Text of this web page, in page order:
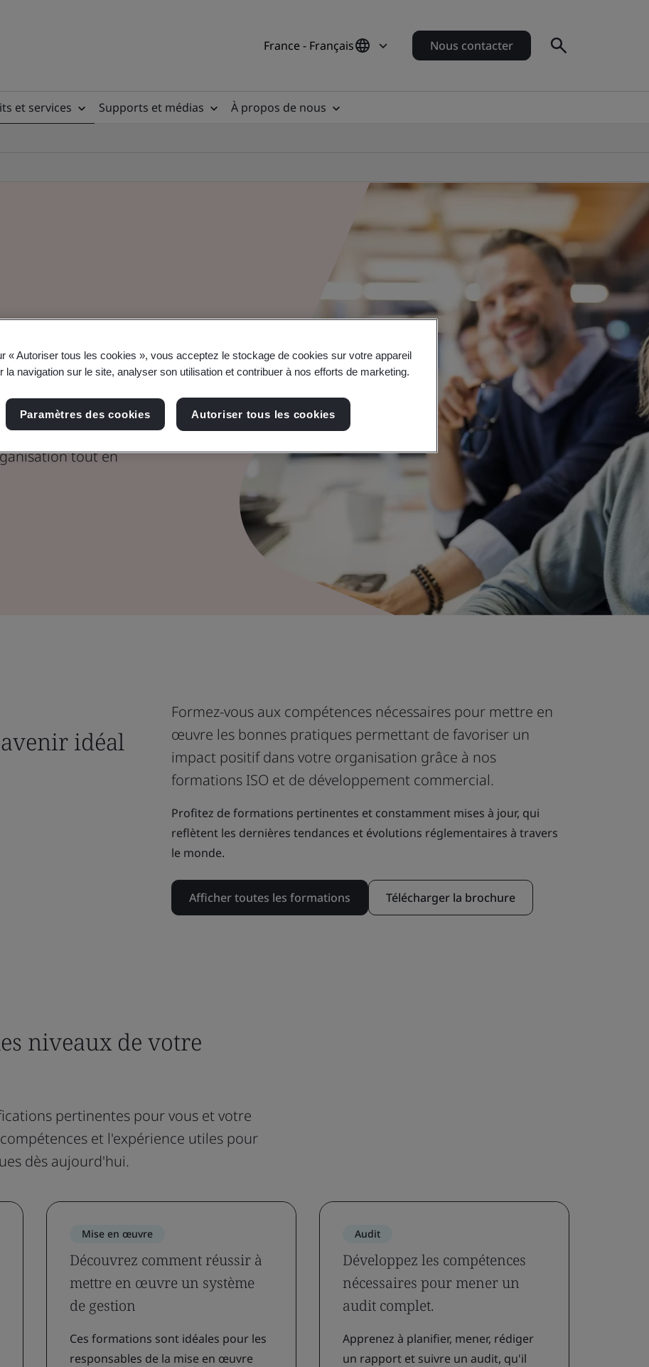
France - Français Nous contacter
et services Supports et médias
À propos de nous
nécessaires
tout en
idéal
Formez-vous aux compétences nécessaires pour mettre en
œuvre les bonnes pratiques permettant de favoriser un
impact positif dans votre organisation grâce à nos
formations ISO et de développement commercial.
Profitez de formations pertinentes et constamment mises à jour, qui
reflètent les dernières tendances et évolutions réglementaires à travers
le monde.
Afficher toutes les formations Télécharger la brochure
niveaux de votre
pertinentes pour vous et votre
et l'expérience utiles pour
dès aujourd'hui.
Mise en œuvre
Découvrez comment réussir à
mettre en œuvre un système
de gestion
Ces formations sont idéales pour les
responsables de la mise en œuvre
Audit
Développez les compétences
nécessaires pour mener un
audit complet.
Apprenez à planifier, mener, rédiger
un rapport et suivre un audit, qu'il
« Autoriser tous les cookies », vous acceptez le stockage de cookies sur votre appareil
la navigation sur le site, analyser son utilisation et contribuer à nos efforts de marketing.
Paramètres des cookies Autoriser tous les cookies